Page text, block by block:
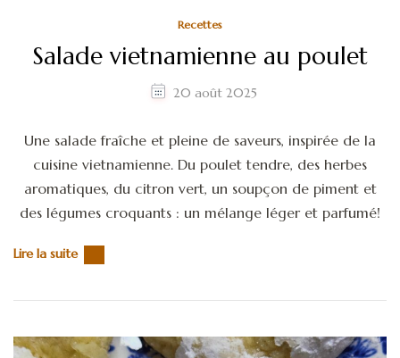
Recettes
Salade vietnamienne au poulet
20 août 2025
Une salade fraîche et pleine de saveurs, inspirée de la
cuisine vietnamienne. Du poulet tendre, des herbes
aromatiques, du citron vert, un soupçon de piment et
des légumes croquants : un mélange léger et parfumé!
Lire la suite